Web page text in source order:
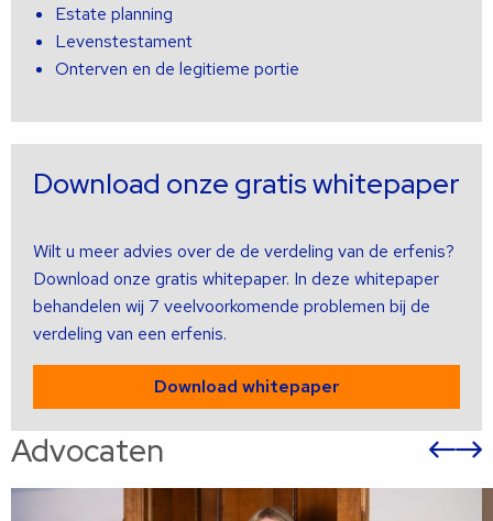
Estate planning
Levenstestament
Onterven en de legitieme portie
Download onze gratis whitepaper
Wilt u meer advies over de de verdeling van de erfenis?
Download onze gratis whitepaper. In deze whitepaper
behandelen wij 7 veelvoorkomende problemen bij de
verdeling van een erfenis.
Download whitepaper
Advocaten